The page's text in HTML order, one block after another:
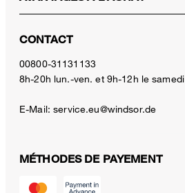
CONTACT
00800-31131133
8h-20h lun.-ven. et 9h-12h le samedi
E-Mail:service.eu@windsor.de
MÉTHODES DE PAYEMENT